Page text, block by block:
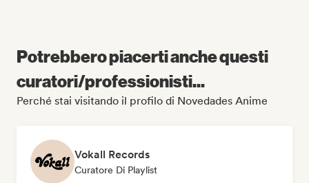
Potrebbero piacerti anche questi
curatori/professionisti...
Perché stai visitando il profilo di Novedades Anime
Vokall Records
Curatore Di Playlist